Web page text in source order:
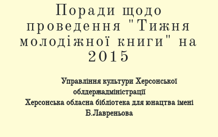
Поради щодо
проведення "Тижня
молодіжної книги" на
2015
Управління культури Херсонської
облдержадміністрації
Херсонська обласна бібліотека для юнацтва імені
Б.Лавреньова